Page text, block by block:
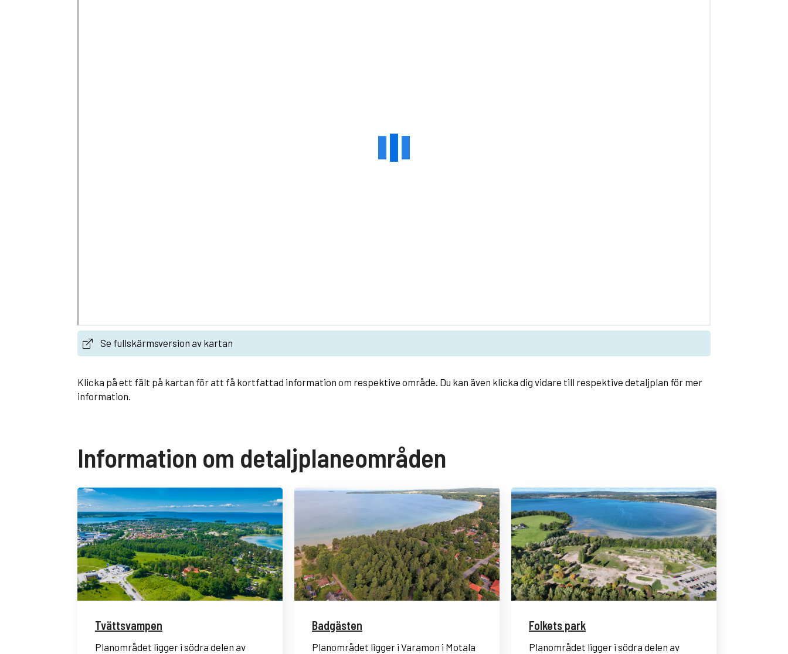
Se fullskärmsversion av kartan
Klicka på ett fält på kartan för att få kortfattad information om respektive område. Du kan även klicka dig vidare till respektive detaljplan för mer
information.
Information om detaljplaneområden
Tvättsvampen
Planområdet ligger i södra delen av
Badgästen
Planområdet ligger i Varamon i Motala
Folkets park
Planområdet ligger i södra delen av